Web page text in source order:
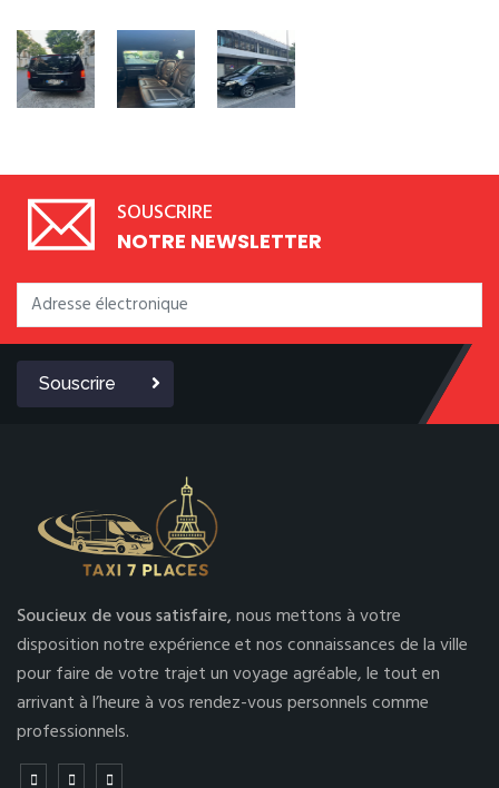
SOUSCRIRE
NOTRE NEWSLETTER
Souscrire
Soucieux de vous satisfaire,nous mettons à votre
disposition notre expérience et nos connaissances de la ville
pour faire de votre trajet un voyage agréable, le tout en
arrivant à l’heure à vos rendez-vous personnels comme
professionnels.